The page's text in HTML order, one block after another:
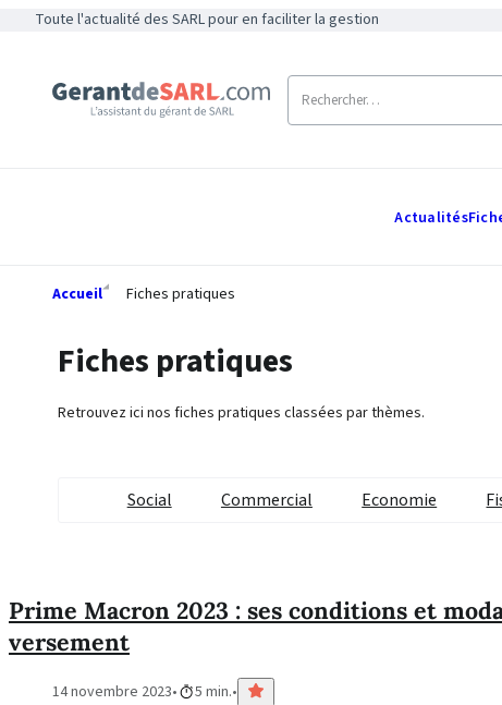
Toute l'actualité des SARL pour en faciliter la gestion
Actualités
Accueil Fiches pratiques
Fiches pratiques
Retrouvez ici nos fiches pratiques classées par thèmes.
Social Commercial Economie
Prime Macron 2023 : ses conditions et
versement
14 novembre 2023 5 min.